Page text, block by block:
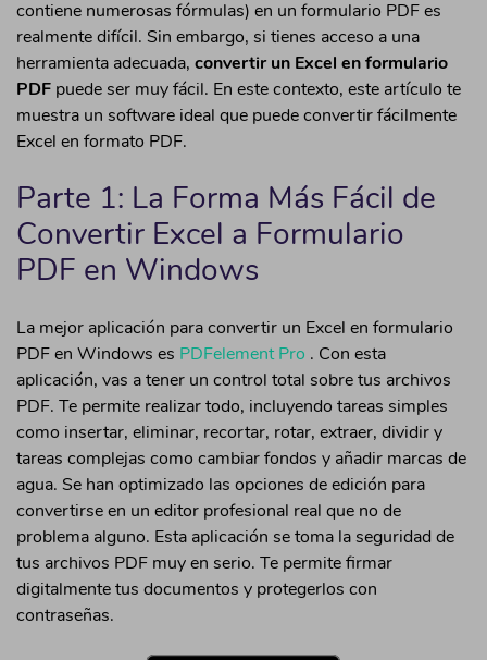
Organizar Página PDF
• Convertir PDF a InDesign
Crear PDF
• Convertir Word a PDF por Lotes
• Convertir Imágenes a PDF
• Convertir Kindle Libro a PDF
Seguridad de PDF
• Abrir un PDF Protegido
• Desencriptar Archivos PDF
• Convertir PDF protegido a Word
Para más soluciones >
contiene numerosas fórmulas) en un formulario PDF es
realmente difícil. Sin embargo, si tienes acceso a una
herramienta adecuada, convertir un Excel en formulario
PDF puede ser muy fácil. En este contexto, este artículo te
muestra un software ideal que puede convertir fácilmente
Excel en formato PDF.
Parte 1: La Forma Más Fácil de
Convertir Excel a Formulario
PDF en Windows
La mejor aplicación para convertir un Excel en formulario
PDF en Windows es PDFelement Pro . Con esta
aplicación, vas a tener un control total sobre tus archivos
PDF. Te permite realizar todo, incluyendo tareas simples
como insertar, eliminar, recortar, rotar, extraer, dividir y
tareas complejas como cambiar fondos y añadir marcas de
agua. Se han optimizado las opciones de edición para
convertirse en un editor profesional real que no de
problema alguno. Esta aplicación se toma la seguridad de
tus archivos PDF muy en serio. Te permite firmar
digitalmente tus documentos y protegerlos con
contraseñas.